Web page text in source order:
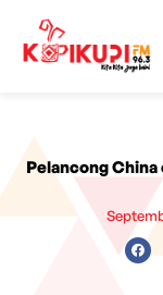
Pelancong